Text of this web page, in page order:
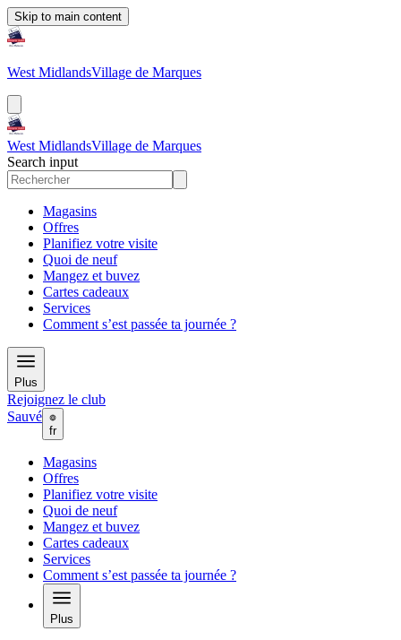
Skip to main content
West MidlandsVillage de Marques
West MidlandsVillage de Marques
Search input
Magasins
Offres
Planifiez votre visite
Quoi de neuf
Mangez et buvez
Cartes cadeaux
Services
Comment s’est passée ta journée ?
Plus
Rejoignez le club
Sauvé
fr
Magasins
Offres
Planifiez votre visite
Quoi de neuf
Mangez et buvez
Cartes cadeaux
Services
Comment s’est passée ta journée ?
Plus